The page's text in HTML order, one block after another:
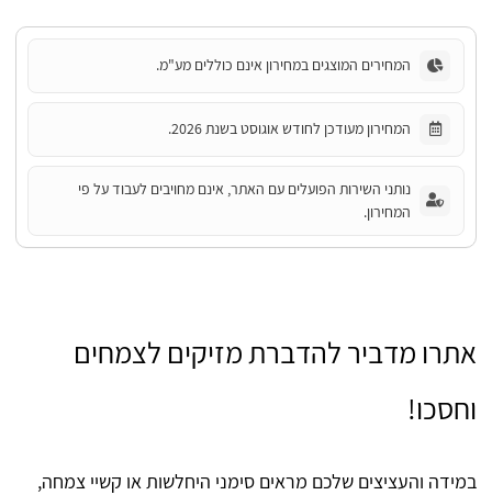
המחירים המוצגים במחירון אינם כוללים מע"מ.
המחירון מעודכן לחודש אוגוסט בשנת 2026.
נותני השירות הפועלים עם האתר, אינם מחויבים לעבוד על פי
המחירון.
אתרו מדביר להדברת מזיקים לצמחים
וחסכו!
במידה והעציצים שלכם מראים סימני היחלשות או קשיי צמחה,